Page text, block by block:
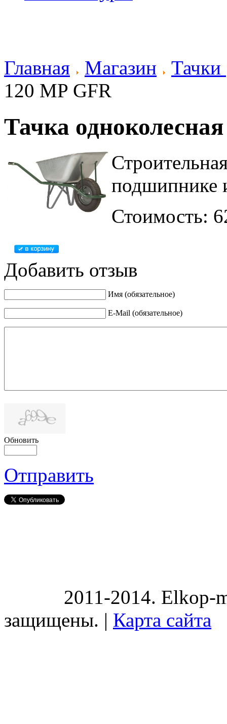
Главная Магазин
Тачки
120 MP GFR
Тачка
подшипнике
Стоимость:
Добавить отзыв
Имя (обязательное)
E-Mail (обязательное)
Обновить
Отправить
2011-2014. Elkop-
защищены. | Карта сайта